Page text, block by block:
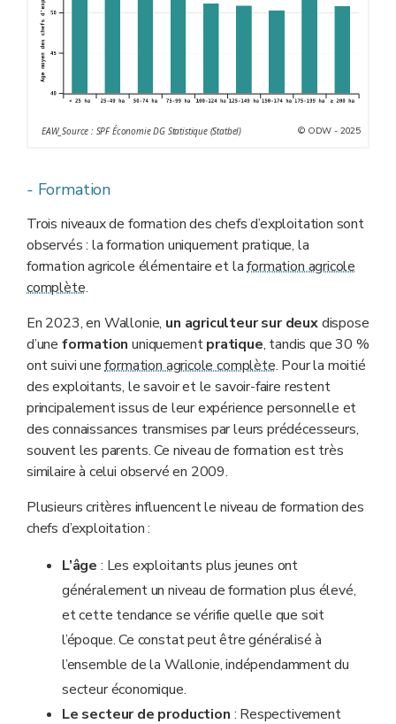
EAW_Source : SPF Économie DG Statistique (Statbel) © ODW - 2025
- Formation
Trois niveaux de formation des chefs d’exploitation sont
observés : la formation uniquement pratique, la
formation agricole élémentaire et laformation agricole
complète.
En 2023, en Wallonie, un agriculteur sur deuxdispose
d’une formation uniquementpratique, tandis que 30 %
ont suivi uneformation agricole complète. Pour la moitié
des exploitants, le savoir et le savoir-faire restent
principalement issus de leur expérience personnelle et
des connaissances transmises par leurs prédécesseurs,
souvent les parents. Ce niveau de formation est très
similaire à celui observé en 2009.
Plusieurs critères influencent le niveau de formation des
chefs d’exploitation :
L’âge : Les exploitants plus jeunes ont
généralement un niveau de formation plus élevé,
et cette tendance se vérifie quelle que soit
l’époque. Ce constat peut être généralisé à
l’ensemble de la Wallonie, indépendamment du
secteur économique.
Le secteur de production : Respectivement